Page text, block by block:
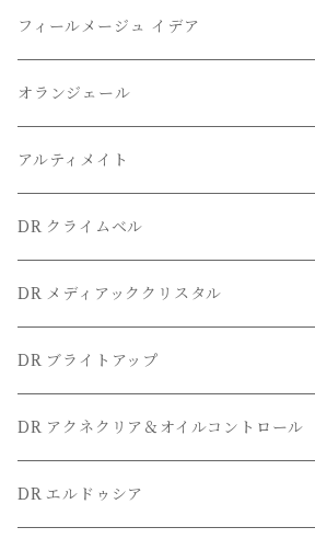
フィールメージュ イデア
オランジェール
アルティメイト
DR クライムベル
DR メディアッククリスタル
DR ブライトアップ
DR アクネクリア＆オイルコントロール
DR エルドゥシア